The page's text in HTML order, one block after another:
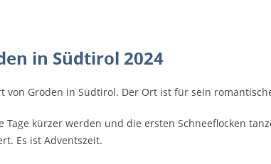
in Südtirol 2024
von Gröden in Südtirol. Der Ort ist für sein
Tage kürzer werden und die ersten Schneeflocken
Es ist Adventszeit.